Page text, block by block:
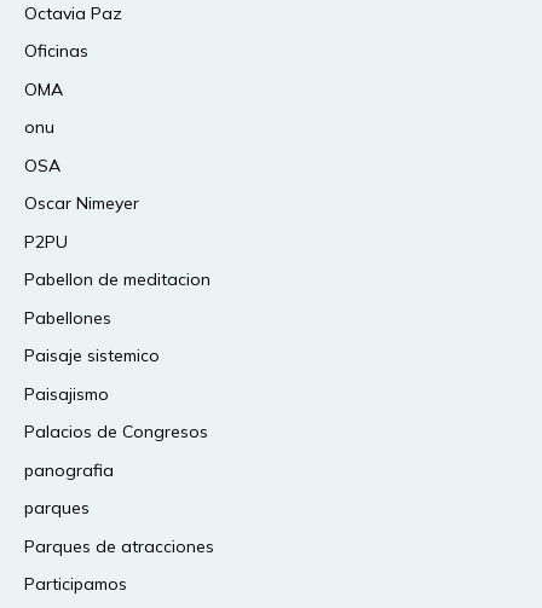
Octavia Paz
Oficinas
OMA
onu
OSA
Oscar Nimeyer
P2PU
Pabellon de meditacion
Pabellones
Paisaje sistemico
Paisajismo
Palacios de Congresos
panografia
parques
Parques de atracciones
Participamos